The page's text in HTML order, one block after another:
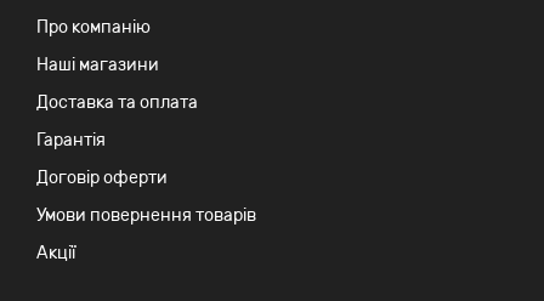
Про компанію
Наші магазини
Доставка та оплата
Гарантія
Договір оферти
Умови повернення товарів
Акції